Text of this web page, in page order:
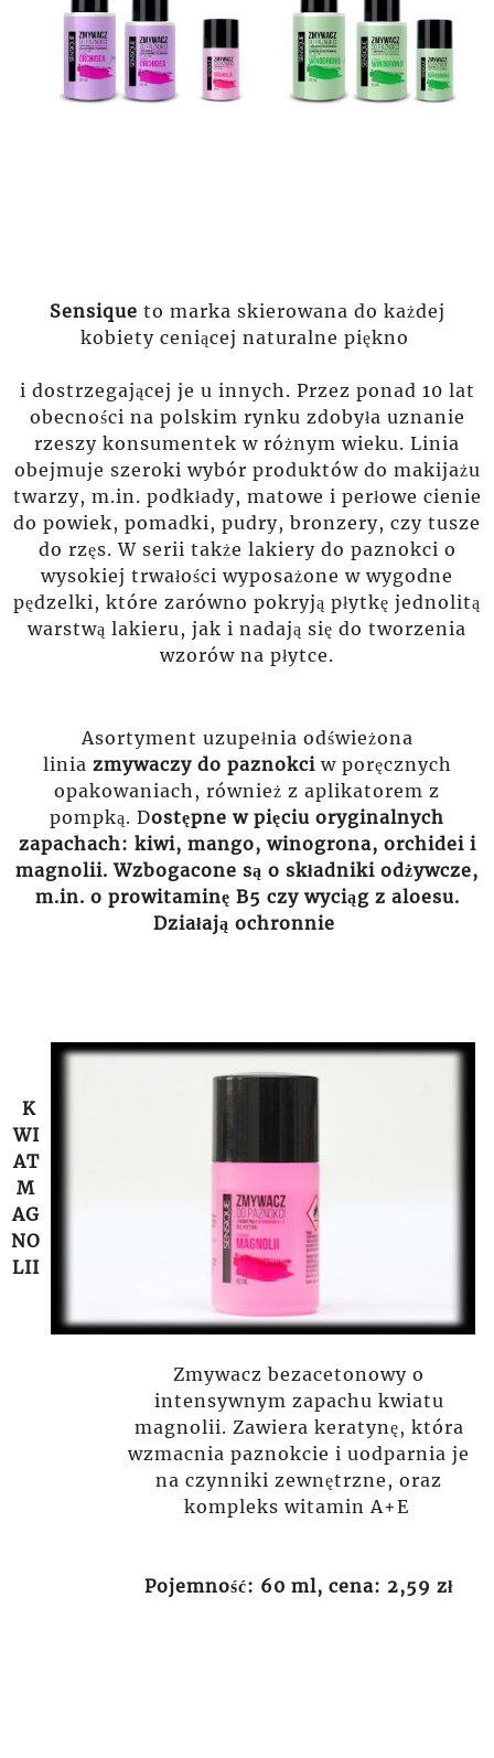
Sensique to marka skierowana do każdej
kobiety ceniącej naturalne piękno
i dostrzegającej je u innych. Przez ponad 10 lat
obecności na polskim rynku zdobyła uznanie
rzeszy konsumentek w różnym wieku. Linia
obejmuje szeroki wybór produktów do makijażu
twarzy, m.in. podkłady, matowe i perłowe cienie
do powiek, pomadki, pudry, bronzery, czy tusze
do rzęs. W serii także lakiery do paznokci o
wysokiej trwałości wyposażone w wygodne
pędzelki, które zarówno pokryją płytkę jednolitą
warstwą lakieru, jak i nadają się do tworzenia
wzorów na płytce.
Asortyment uzupełnia odświeżona
linia zmywaczy do paznokciw poręcznych
opakowaniach, również z aplikatorem z
pompką. Dostępne w pięciu oryginalnych
zapachach: kiwi, mango, winogrona, orchidei i
magnolii. Wzbogacone są o składniki odżywcze,
m.in. o prowitaminę B5 czy wyciąg z aloesu.
Działają ochronnie
K
WI
AT
M
AG
NO
LII
Zmywacz bezacetonowy o
intensywnym zapachu kwiatu
magnolii. Zawiera keratynę, która
wzmacnia paznokcie i uodparnia je
na czynniki zewnętrzne, oraz
kompleks witamin A+E
Pojemność: 60 ml, cena: 2,59 zł